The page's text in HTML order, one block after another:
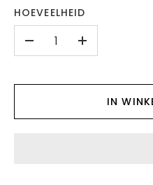
HOEVEELHEID
+
IN